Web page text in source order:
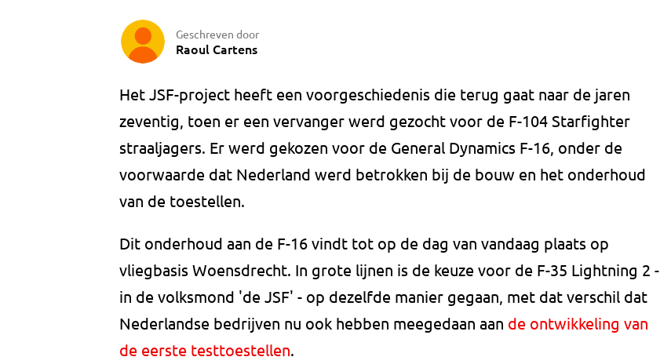
Geschreven door
Raoul Cartens
Het JSF-project heeft een voorgeschiedenis die terug gaat naar de jaren
zeventig, toen er een vervanger werd gezocht voor de F-104 Starfighter
straaljagers. Er werd gekozen voor de General Dynamics F-16, onder de
voorwaarde dat Nederland werd betrokken bij de bouw en het onderhoud
van de toestellen.
Dit onderhoud aan de F-16 vindt tot op de dag van vandaag plaats op
vliegbasis Woensdrecht. In grote lijnen is de keuze voor de F-35 Lightning 2 -
in de volksmond 'de JSF' - op dezelfde manier gegaan, met dat verschil dat
Nederlandse bedrijven nu ook hebben meegedaan aan de ontwikkeling van
de eerste testtoestellen.